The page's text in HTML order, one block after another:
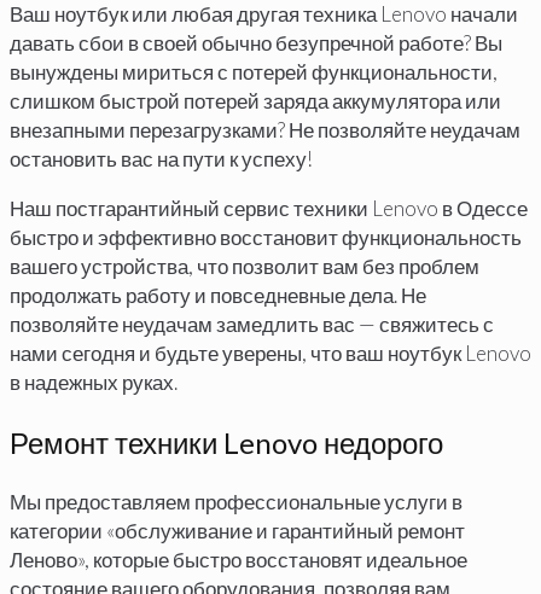
Ваш ноутбук или любая другая техника Lenovo начали
давать сбои в своей обычно безупречной работе? Вы
вынуждены мириться с потерей функциональности,
слишком быстрой потерей заряда аккумулятора или
внезапными перезагрузками? Не позволяйте неудачам
остановить вас на пути к успеху!
Наш постгарантийный сервис техники Lenovo в Одессе
быстро и эффективно восстановит функциональность
вашего устройства, что позволит вам без проблем
продолжать работу и повседневные дела. Не
позволяйте неудачам замедлить вас — свяжитесь с
нами сегодня и будьте уверены, что ваш ноутбук Lenovo
в надежных руках.
Ремонт техники Lenovo недорого
Мы предоставляем профессиональные услуги в
категории «обслуживание и гарантийный ремонт
Леново», которые быстро восстановят идеальное
состояние вашего оборудования, позволяя вам